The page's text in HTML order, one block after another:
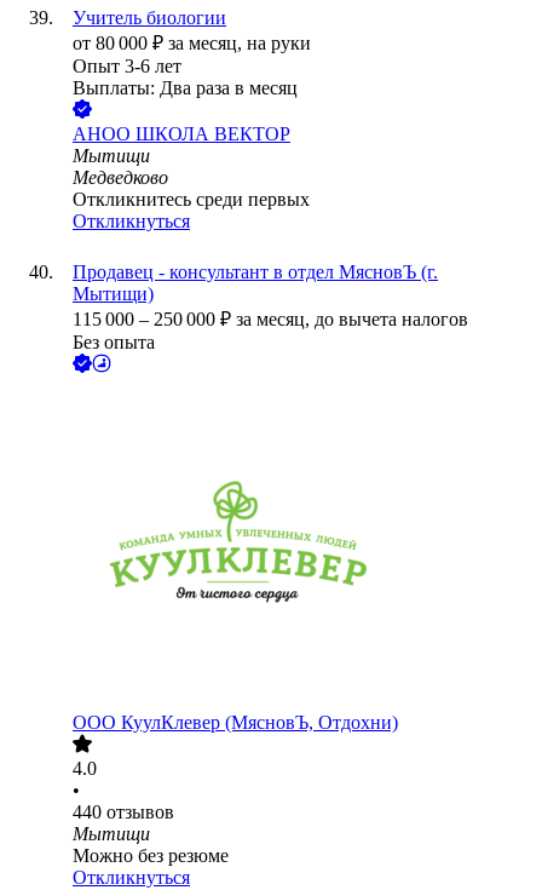
Учитель биологии
от 80 000 ₽ за месяц, на руки
Опыт 3-6 лет
Выплаты: Два раза в месяц
АНОО ШКОЛА ВЕКТОР
Мытищи
Медведково
Откликнитесь среди первых
Откликнуться
Продавец - консультант в отдел МясновЪ (г.
Мытищи)
115 000 – 250 000 ₽ за месяц, до вычета налогов
Без опыта
ООО КуулКлевер (МясновЪ, Отдохни)
4.0
•
440 отзывов
Мытищи
Можно без резюме
Откликнуться